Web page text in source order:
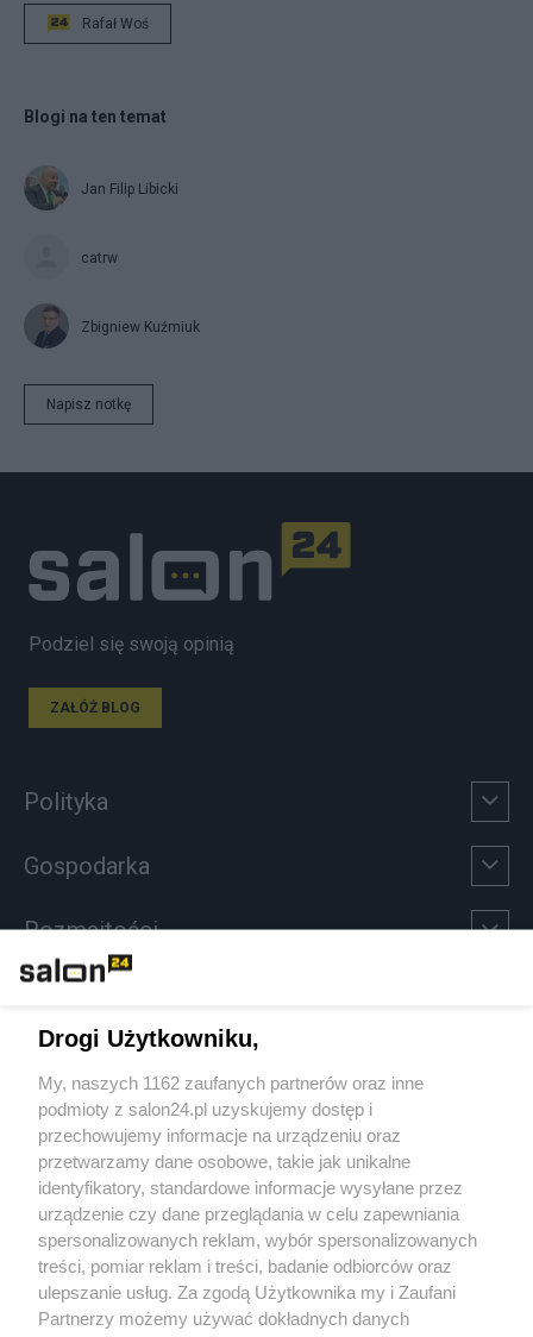
Rafał Woś
Blogi na ten temat
Jan Filip Libicki
catrw
Zbigniew Kuźmiuk
Napisz notkę
Podziel się swoją opinią
ZAŁÓŻ BLOG
Polityka
Gospodarka
Rozmaitości
Sport
Społeczeństwo
Kultura
X Facebook Instagram Youtube
Drogi Użytkowniku,
My, naszych 1162 zaufanych partnerów oraz inne
podmioty z salon24.pl uzyskujemy dostęp i
przechowujemy informacje na urządzeniu oraz
przetwarzamy dane osobowe, takie jak unikalne
identyfikatory, standardowe informacje wysyłane przez
urządzenie czy dane przeglądania w celu zapewniania
spersonalizowanych reklam, wybór spersonalizowanych
treści, pomiar reklam i treści, badanie odbiorców oraz
ulepszanie usług. Za zgodą Użytkownika my i Zaufani
Partnerzy możemy używać dokładnych danych